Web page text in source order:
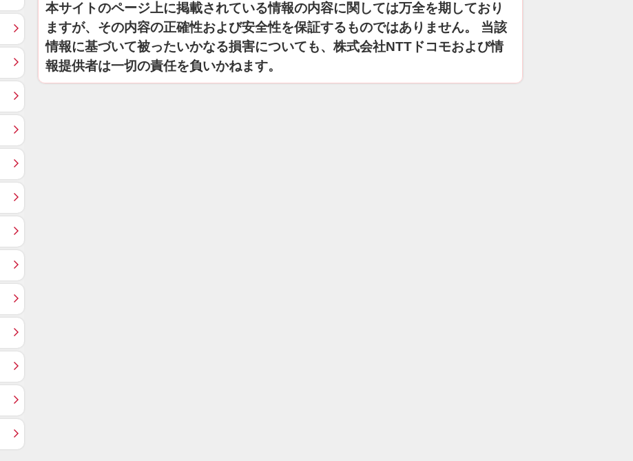
本サイトのページ上に掲載されている情報の内容に関しては万全を期しており
ますが、その内容の正確性および安全性を保証するものではありません。 当該
情報に基づいて被ったいかなる損害についても、株式会社NTTドコモおよび情
報提供者は一切の責任を負いかねます。